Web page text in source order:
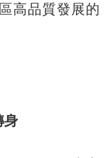
高品質發展的
身